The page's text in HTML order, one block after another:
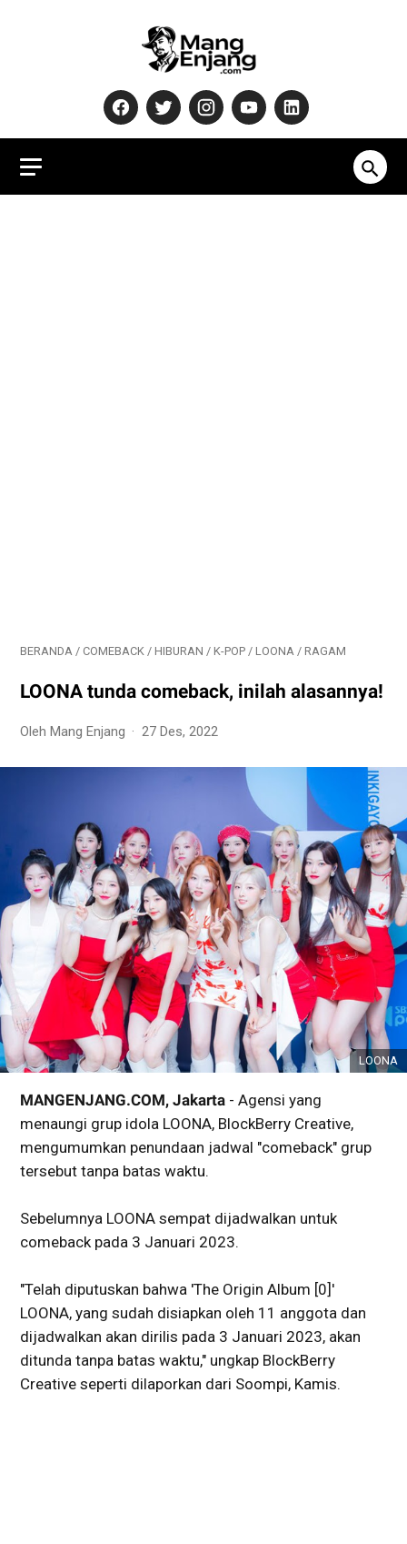
BERANDA / COMEBACK / HIBURAN / K-POP / LOONA / RAGAM
LOONA tunda comeback, inilah alasannya!
Oleh Mang Enjang 27 Des, 2022
LOONA
MANGENJANG.COM, Jakarta - Agensi yang
menaungi grup idola LOONA, BlockBerry Creative,
mengumumkan penundaan jadwal "comeback" grup
tersebut tanpa batas waktu.
Sebelumnya LOONA sempat dijadwalkan untuk
comeback pada 3 Januari 2023.
"Telah diputuskan bahwa 'The Origin Album [0]'
LOONA, yang sudah disiapkan oleh 11 anggota dan
dijadwalkan akan dirilis pada 3 Januari 2023, akan
ditunda tanpa batas waktu," ungkap BlockBerry
Creative seperti dilaporkan dari Soompi, Kamis.